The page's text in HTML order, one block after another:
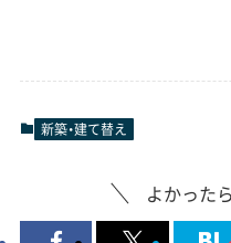
新築・建て替え
よかった